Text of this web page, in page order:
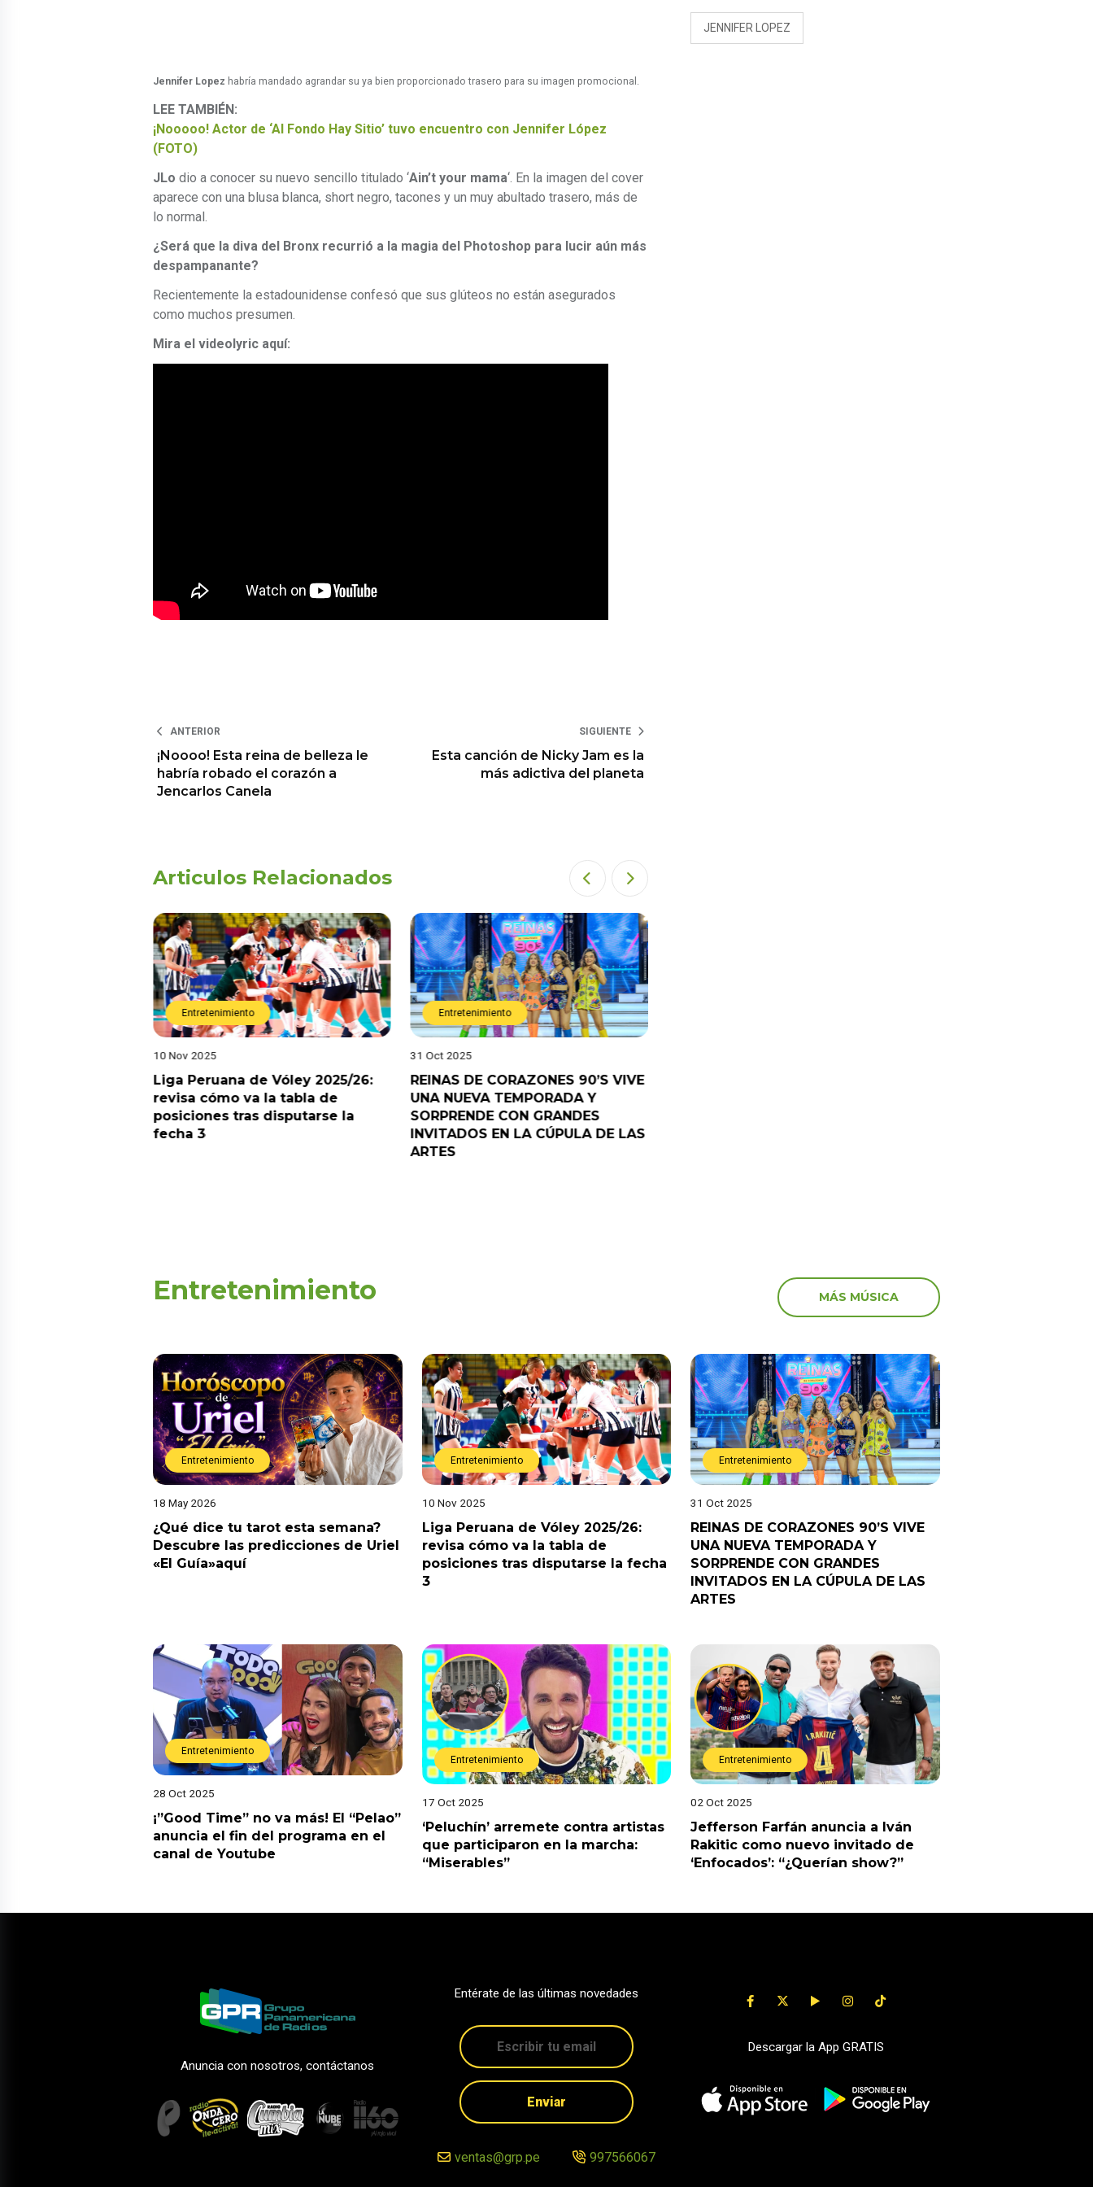
Jennifer Lopez habría mandado agrandar su ya bien proporcionado trasero para su imagen promocional.
LEE TAMBIÉN:
¡Nooooo! Actor de ‘Al Fondo Hay Sitio’ tuvo encuentro con Jennifer López
(FOTO)
JLo dio a conocer su nuevo sencillo titulado ‘Ain’t your mama‘. En la imagen del cover
aparece con una blusa blanca, short negro, tacones y un muy abultado trasero, más de
lo normal.
¿Será que la diva del Bronx recurrió a la magia del Photoshop para lucir aún más
despampanante?
Recientemente la estadounidense confesó que sus glúteos no están asegurados
como muchos presumen.
Mira el videolyric aquí:
ANTERIOR
¡Noooo! Esta reina de belleza le
habría robado el corazón a
Jencarlos Canela
SIGUIENTE
Esta canción de Nicky Jam es la
más adictiva del planeta
Articulos Relacionados
Entretenimiento
10 Nov 2025
Liga Peruana de Vóley 2025/26:
revisa cómo va la tabla de
posiciones tras disputarse la
fecha 3
Entretenimiento
31 Oct 2025
REINAS DE CORAZONES 90’S VIVE
UNA NUEVA TEMPORADA Y
SORPRENDE CON GRANDES
INVITADOS EN LA CÚPULA DE LAS
ARTES
JENNIFER LOPEZ
Entretenimiento MÁS MÚSICA
Entretenimiento
18 May 2026
¿Qué dice tu tarot esta semana?
Descubre las predicciones de Uriel
«El Guía»aquí
Entretenimiento
10 Nov 2025
Liga Peruana de Vóley 2025/26:
revisa cómo va la tabla de
posiciones tras disputarse la fecha
3
Entretenimiento
31 Oct 2025
REINAS DE CORAZONES 90’S VIVE
UNA NUEVA TEMPORADA Y
SORPRENDE CON GRANDES
INVITADOS EN LA CÚPULA DE LAS
ARTES
Entretenimiento
28 Oct 2025
¡”Good Time” no va más! El “Pelao”
anuncia el fin del programa en el
canal de Youtube
Entretenimiento
17 Oct 2025
‘Peluchín’ arremete contra artistas
que participaron en la marcha:
“Miserables”
Entretenimiento
02 Oct 2025
Jefferson Farfán anuncia a Iván
Rakitic como nuevo invitado de
‘Enfocados’: “¿Querían show?”
Anuncia con nosotros, contáctanos
Entérate de las últimas novedades
Enviar
ventas@grp.pe 997566067
Descargar la App GRATIS